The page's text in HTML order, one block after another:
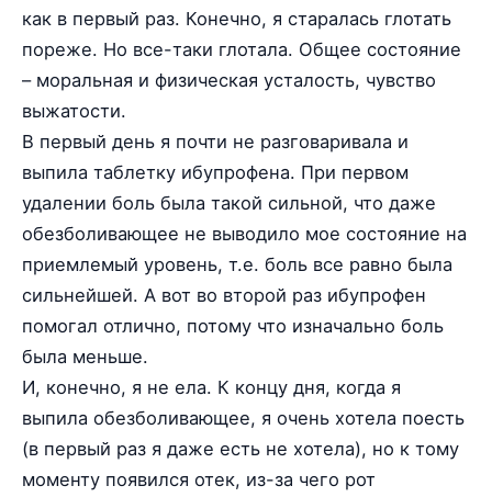
как в первый раз. Конечно, я старалась глотать
пореже. Но все-таки глотала. Общее состояние
– моральная и физическая усталость, чувство
выжатости.
В первый день я почти не разговаривала и
выпила таблетку ибупрофена. При первом
удалении боль была такой сильной, что даже
обезболивающее не выводило мое состояние на
приемлемый уровень, т.е. боль все равно была
сильнейшей. А вот во второй раз ибупрофен
помогал отлично, потому что изначально боль
была меньше.
И, конечно, я не ела. К концу дня, когда я
выпила обезболивающее, я очень хотела поесть
(в первый раз я даже есть не хотела), но к тому
моменту появился отек, из-за чего рот